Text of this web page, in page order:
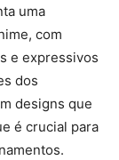
uma
com
e expressivos
dos
designs que
é crucial para